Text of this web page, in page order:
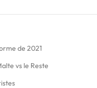
de 2021
vs le Reste